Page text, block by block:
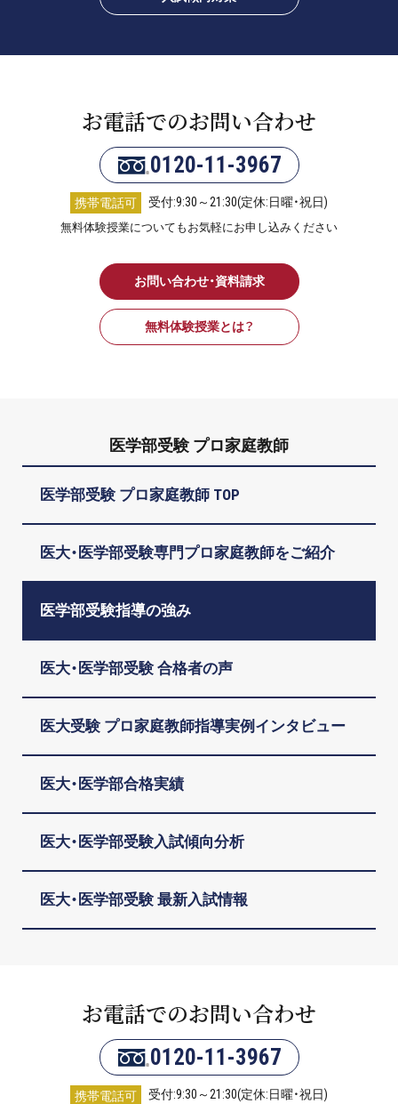
お電話でのお問い合わせ
0120-11-3967
携帯電話可 受付:9:30～21:30(定休:日曜・祝日)
無料体験授業についてもお気軽にお申し込みください
お問い合わせ・資料請求
無料体験授業とは？
医学部受験 プロ家庭教師
医学部受験 プロ家庭教師 TOP
医大・医学部受験専門プロ家庭教師をご紹介
医学部受験指導の強み
医大・医学部受験 合格者の声
医大受験 プロ家庭教師指導実例インタビュー
医大・医学部合格実績
医大・医学部受験入試傾向分析
医大・医学部受験 最新入試情報
お電話でのお問い合わせ
0120-11-3967
携帯電話可 受付:9:30～21:30(定休:日曜・祝日)